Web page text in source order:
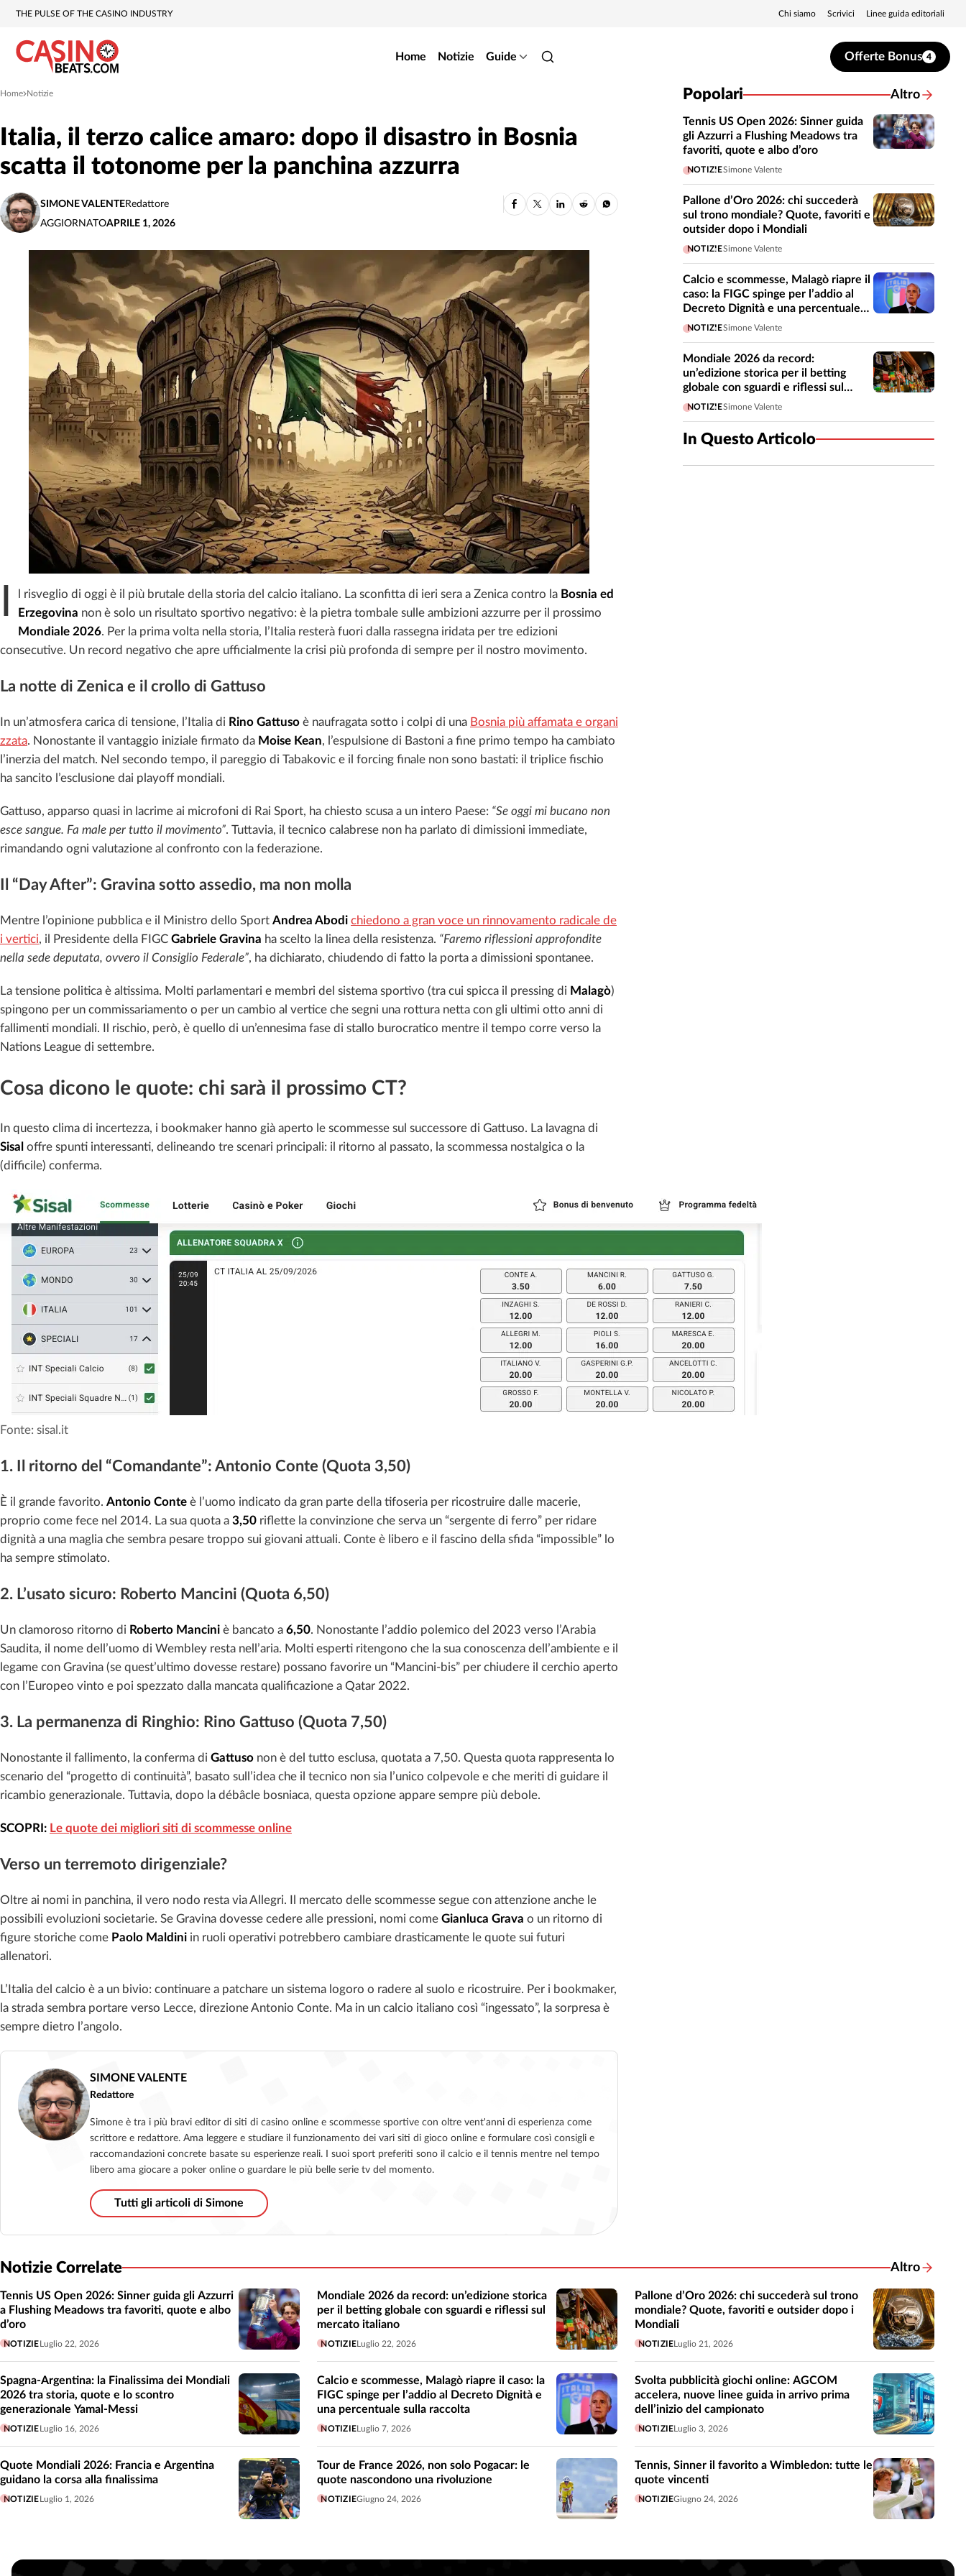
THE PULSE OF THE CASINO INDUSTRY Chi siamo Scrivici Linee guida editoriali
Home Notizie Guide Offerte Bonus 4
Home
» Notizie
Italia, il terzo calice amaro: dopo il disastro in Bosnia
scatta il totonome per la panchina azzurra
SIMONE VALENTERedattore
AGGIORNATOAPRILE 1, 2026
l risveglio di oggi è il più brutale della storia del calcio italiano. La sconfitta di ieri sera a Zenica contro la Bosnia ed
Erzegovina non è solo un risultato sportivo negativo: è la pietra tombale sulle ambizioni azzurre per il prossimo
Mondiale 2026. Per la prima volta nella storia, l’Italia resterà fuori dalla rassegna iridata per tre edizioni
consecutive. Un record negativo che apre ufficialmente la crisi più profonda di sempre per il nostro movimento.
La notte di Zenica e il crollo di Gattuso
In un’atmosfera carica di tensione, l’Italia di Rino Gattuso è naufragata sotto i colpi di una Bosnia più affamata e organi
zzata. Nonostante il vantaggio iniziale firmato da Moise Kean, l’espulsione di Bastoni a fine primo tempo ha cambiato
l’inerzia del match. Nel secondo tempo, il pareggio di Tabakovic e il forcing finale non sono bastati: il triplice fischio
ha sancito l’esclusione dai playoff mondiali.
Gattuso, apparso quasi in lacrime ai microfoni di Rai Sport, ha chiesto scusa a un intero Paese: “Se oggi mi bucano non
esce sangue. Fa male per tutto il movimento”. Tuttavia, il tecnico calabrese non ha parlato di dimissioni immediate,
rimandando ogni valutazione al confronto con la federazione.
Il “Day After”: Gravina sotto assedio, ma non molla
Mentre l’opinione pubblica e il Ministro dello Sport Andrea Abodi chiedono a gran voce un rinnovamento radicale de
i vertici, il Presidente della FIGC Gabriele Gravina ha scelto la linea della resistenza. “Faremo riflessioni approfondite
nella sede deputata, ovvero il Consiglio Federale”, ha dichiarato, chiudendo di fatto la porta a dimissioni spontanee.
La tensione politica è altissima. Molti parlamentari e membri del sistema sportivo (tra cui spicca il pressing di Malagò)
spingono per un commissariamento o per un cambio al vertice che segni una rottura netta con gli ultimi otto anni di
fallimenti mondiali. Il rischio, però, è quello di un’ennesima fase di stallo burocratico mentre il tempo corre verso la
Nations League di settembre.
Cosa dicono le quote: chi sarà il prossimo CT?
In questo clima di incertezza, i bookmaker hanno già aperto le scommesse sul successore di Gattuso. La lavagna di
Sisal offre spunti interessanti, delineando tre scenari principali: il ritorno al passato, la scommessa nostalgica o la
(difficile) conferma.
Fonte: sisal.it
1. Il ritorno del “Comandante”: Antonio Conte (Quota 3,50)
È il grande favorito. Antonio Conte è l’uomo indicato da gran parte della tifoseria per ricostruire dalle macerie,
proprio come fece nel 2014. La sua quota a 3,50 riflette la convinzione che serva un “sergente di ferro” per ridare
dignità a una maglia che sembra pesare troppo sui giovani attuali. Conte è libero e il fascino della sfida “impossible” lo
ha sempre stimolato.
2. L’usato sicuro: Roberto Mancini (Quota 6,50)
Un clamoroso ritorno di Roberto Mancini è bancato a 6,50. Nonostante l’addio polemico del 2023 verso l’Arabia
Saudita, il nome dell’uomo di Wembley resta nell’aria. Molti esperti ritengono che la sua conoscenza dell’ambiente e il
legame con Gravina (se quest’ultimo dovesse restare) possano favorire un “Mancini-bis” per chiudere il cerchio aperto
con l’Europeo vinto e poi spezzato dalla mancata qualificazione a Qatar 2022.
3. La permanenza di Ringhio: Rino Gattuso (Quota 7,50)
Nonostante il fallimento, la conferma di Gattuso non è del tutto esclusa, quotata a 7,50. Questa quota rappresenta lo
scenario del “progetto di continuità”, basato sull’idea che il tecnico non sia l’unico colpevole e che meriti di guidare il
ricambio generazionale. Tuttavia, dopo la débâcle bosniaca, questa opzione appare sempre più debole.
SCOPRI: Le quote dei migliori siti di scommesse online
Verso un terremoto dirigenziale?
Oltre ai nomi in panchina, il vero nodo resta via Allegri. Il mercato delle scommesse segue con attenzione anche le
possibili evoluzioni societarie. Se Gravina dovesse cedere alle pressioni, nomi come Gianluca Grava o un ritorno di
figure storiche come Paolo Maldini in ruoli operativi potrebbero cambiare drasticamente le quote sui futuri
allenatori.
L’Italia del calcio è a un bivio: continuare a patchare un sistema logoro o radere al suolo e ricostruire. Per i bookmaker,
la strada sembra portare verso Lecce, direzione Antonio Conte. Ma in un calcio italiano così “ingessato”, la sorpresa è
sempre dietro l’angolo.
SIMONE VALENTE
Redattore
Simone è tra i più bravi editor di siti di casino online e scommesse sportive con oltre vent'anni di esperienza come
scrittore e redattore. Ama leggere e studiare il funzionamento dei vari siti di gioco online e formulare così consigli e
raccomandazioni concrete basate su esperienze reali. I suoi sport preferiti sono il calcio e il tennis mentre nel tempo
libero ama giocare a poker online o guardare le più belle serie tv del momento.
Tutti gli articoli di Simone
Popolari Altro
Tennis US Open 2026: Sinner guida
gli Azzurri a Flushing Meadows tra
favoriti, quote e albo d’oro
NOTIZIESimone Valente
Pallone d’Oro 2026: chi succederà
sul trono mondiale? Quote, favoriti e
outsider dopo i Mondiali
NOTIZIESimone Valente
Calcio e scommesse, Malagò riapre il
caso: la FIGC spinge per l’addio al
Decreto Dignità e una percentuale
sulla raccolta
NOTIZIESimone Valente
Mondiale 2026 da record:
un’edizione storica per il betting
globale con sguardi e riflessi sul
mercato italiano
NOTIZIESimone Valente
In Questo Articolo
Notizie Correlate Altro
Notizie
Tennis US Open 2026: Sinner guida gli Azzurri
a Flushing Meadows tra favoriti, quote e albo
d’oro
NOTIZIELuglio 22, 2026
Mondiale 2026 da record: un’edizione storica
per il betting globale con sguardi e riflessi sul
mercato italiano
NOTIZIELuglio 22, 2026
Pallone d’Oro 2026: chi succederà sul trono
mondiale? Quote, favoriti e outsider dopo i
Mondiali
NOTIZIELuglio 21, 2026
Spagna-Argentina: la Finalissima dei Mondiali
2026 tra storia, quote e lo scontro
generazionale Yamal-Messi
NOTIZIELuglio 16, 2026
Calcio e scommesse, Malagò riapre il caso: la
FIGC spinge per l’addio al Decreto Dignità e
una percentuale sulla raccolta
NOTIZIELuglio 7, 2026
Svolta pubblicità giochi online: AGCOM
accelera, nuove linee guida in arrivo prima
dell’inizio del campionato
NOTIZIELuglio 3, 2026
Quote Mondiali 2026: Francia e Argentina
guidano la corsa alla finalissima
NOTIZIELuglio 1, 2026
Tour de France 2026, non solo Pogacar: le
quote nascondono una rivoluzione
NOTIZIEGiugno 24, 2026
Tennis, Sinner il favorito a Wimbledon: tutte le
quote vincenti
NOTIZIEGiugno 24, 2026